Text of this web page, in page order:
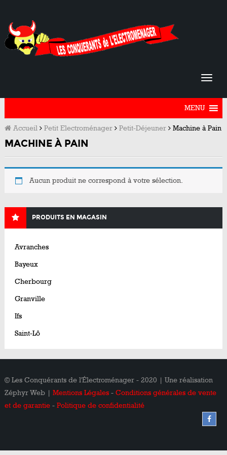
MENU
Accueil Petit Electroménager Petit-Déjeuner Machine à Pain
MACHINE À PAIN
Aucun produit ne correspond à votre sélection.
PRODUITS EN MAGASIN
Avranches
Bayeux
Cherbourg
Granville
Ifs
Saint-Lô
© Les Conquérants de l'Électroménager - 2020 | Une réalisation
Zéphyr Web | Mentions Légales - Conditions générales de vente
et de garantie - Politique de confidentialité